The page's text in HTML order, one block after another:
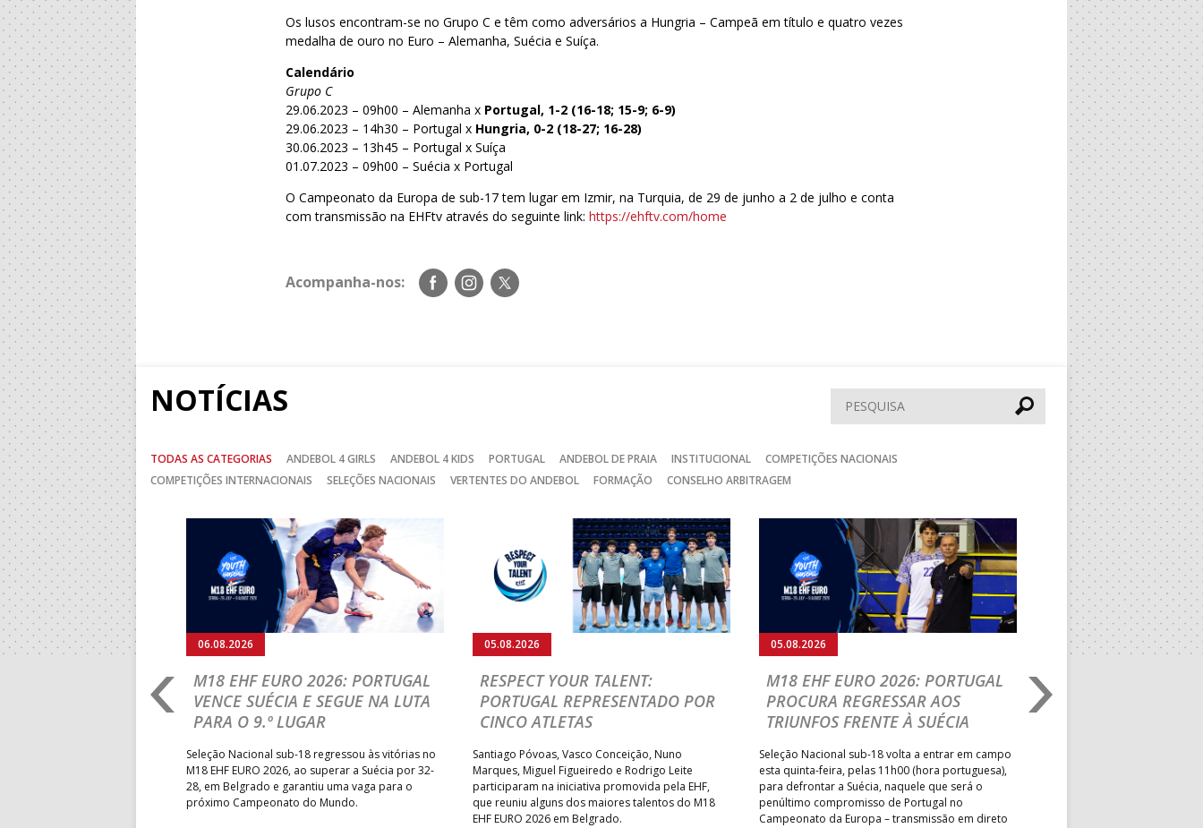
Os lusos encontram-se no Grupo C e têm como adversários a Hungria – Campeã em título e quatro vezes
medalha de ouro no Euro – Alemanha, Suécia e Suíça.
Calendário
Grupo C
29.06.2023 – 09h00 – Alemanha x Portugal, 1-2 (16-18; 15-9; 6-9)
29.06.2023 – 14h30 – Portugal x Hungria, 0-2 (18-27; 16-28)
30.06.2023 – 13h45 – Portugal x Suíça
01.07.2023 – 09h00 – Suécia x Portugal
O Campeonato da Europa de sub-17 tem lugar em Izmir, na Turquia, de 29 de junho a 2 de julho e conta
com transmissão na EHFtv através do seguinte link:https://ehftv.com/home
Acompanha-nos:
Siga-
nos
Siga-
nos
Siga-
nos
NOTÍCIAS Pesquisar
TODAS AS CATEGORIAS ANDEBOL 4 GIRLS ANDEBOL 4 KIDS PORTUGAL ANDEBOL DE PRAIA INSTITUCIONAL
COMPETIÇÕES NACIONAIS
COMPETIÇÕES INTERNACIONAIS
SELEÇÕES NACIONAIS VERTENTES DO ANDEBOL FORMAÇÃO CONSELHO ARBITRAGEM
06.08.2026
M18 EHF EURO 2026: PORTUGAL
VENCE SUÉCIA E SEGUE NA LUTA
PARA O 9.º LUGAR
Seleção Nacional sub-18 regressou às vitórias no
M18 EHF EURO 2026, ao superar a Suécia por 32-
28, em Belgrado e garantiu uma vaga para o
próximo Campeonato do Mundo.
05.08.2026
RESPECT YOUR TALENT:
PORTUGAL REPRESENTADO POR
CINCO ATLETAS
Santiago Póvoas, Vasco Conceição, Nuno
Marques, Miguel Figueiredo e Rodrigo Leite
participaram na iniciativa promovida pela EHF,
que reuniu alguns dos maiores talentos do M18
EHF EURO 2026 em Belgrado.
05.08.2026
M18 EHF EURO 2026: PORTUGAL
PROCURA REGRESSAR AOS
TRIUNFOS FRENTE À SUÉCIA
Seleção Nacional sub-18 volta a entrar em campo
esta quinta-feira, pelas 11h00 (hora portuguesa),
para defrontar a Suécia, naquele que será o
penúltimo compromisso de Portugal no
Campeonato da Europa – transmissão em direto
05.08.2026
Seguinte